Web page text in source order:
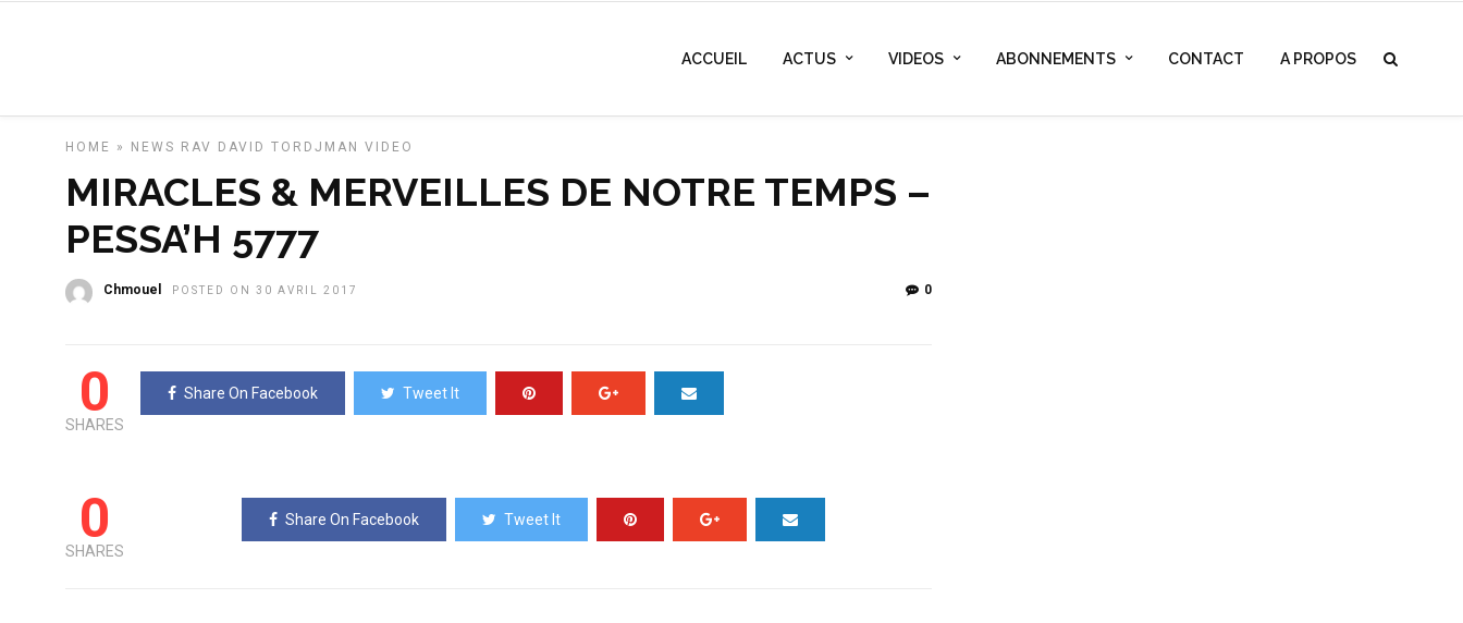
ACCUEIL ACTUS VIDEOS ABONNEMENTS CONTACT A PROPOS
HOME » NEWS RAV DAVID TORDJMAN VIDEO
MIRACLES & MERVEILLES DE NOTRE TEMPS –
PESSA’H 5777
Chmouel POSTED ON 30 AVRIL 2017 0
0
SHARES
Share On Facebook Tweet It
0
SHARES
Share On Facebook Tweet It